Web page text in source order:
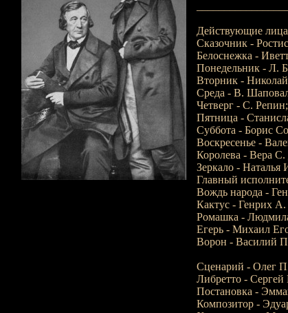
Действующие
Сказочник -
Белоснежка -
Понедельник - Л.
Вторник -
Среда - В.
Четверг - С. Репин;
Пятница -
Суббота - Борис
Воскресенье -
Королева - Вера С.
Зеркало - Наталья
Главный
Вождь народа -
Кактус - Генрих А.
Ромашка -
Егерь - Михаил
Ворон - Василий
Сценарий - Олег
Либретто -
Постановка -
Композитор -